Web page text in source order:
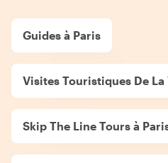
Guides à Paris
Visites Touristiques De La
Skip The Line Tours à